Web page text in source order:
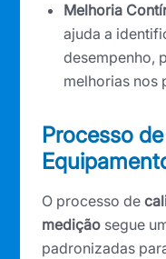
Melhoria
ajuda a
desempenho,
melhorias nos
Processo
O processo de
medição segue
padronizadas